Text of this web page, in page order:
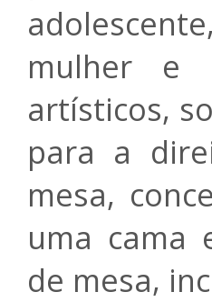
mulher e
artísticos,
para a
mesa,
uma cama
de mesa,